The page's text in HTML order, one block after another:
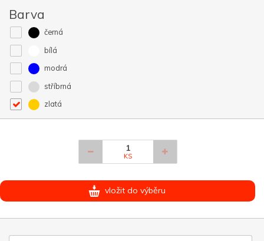
Barva
černá
bílá
modrá
stříbrná
zlatá
KS
vložit do výběru